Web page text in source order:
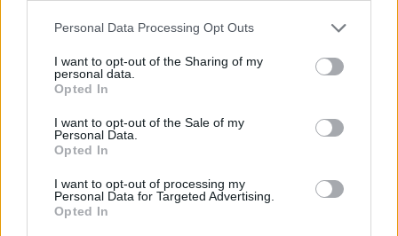
Please note that this website/app uses one or more Google
not limited to your visit or usage behaviour. You may click to
grant or deny consent to Google and its third-party tags to
use your data for below specified purposes in below Google
consent section.
Personal Data Processing Opt Outs
I want to opt-out of the Sharing of my
personal data.
Opted In
I want to opt-out of the Sale of my
Personal Data.
Opted In
I want to opt-out of processing my
Personal Data for Targeted Advertising.
Opted In
Tészta az tészta – gondolja a legtöbb ember, amikor